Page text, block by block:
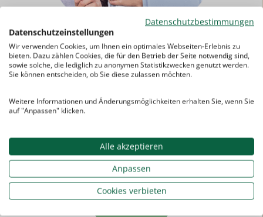
Sie haben noch Fragen? Kein Problem!
Kontaktieren Sie uns einfach.
ab
22,50
Datenschutzbestimmungen
Datenschutzeinstellungen
Wir verwenden Cookies, um Ihnen ein optimales Webseiten-Erlebnis zu
bieten. Dazu zählen Cookies, die für den Betrieb der Seite notwendig sind,
sowie solche, die lediglich zu anonymen Statistikzwecken genutzt werden.
Sie können entscheiden, ob Sie diese zulassen möchten.
Weitere Informationen und Änderungsmöglichkeiten erhalten Sie, wenn Sie
auf "Anpassen" klicken.
Alle akzeptieren
Anpassen
Cookies verbieten